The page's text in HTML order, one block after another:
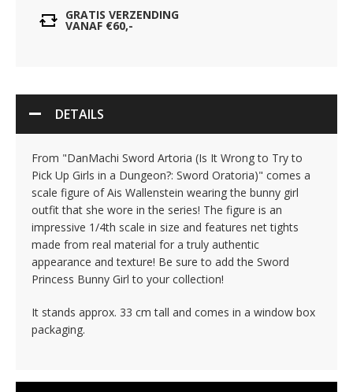
GRATIS VERZENDING
VANAF €60,-
DETAILS
From "DanMachi Sword Artoria (Is It Wrong to Try to
Pick Up Girls in a Dungeon?: Sword Oratoria)" comes a
scale figure of Ais Wallenstein wearing the bunny girl
outfit that she wore in the series! The figure is an
impressive 1/4th scale in size and features net tights
made from real material for a truly authentic
appearance and texture! Be sure to add the Sword
Princess Bunny Girl to your collection!
It stands approx. 33 cm tall and comes in a window box
packaging.